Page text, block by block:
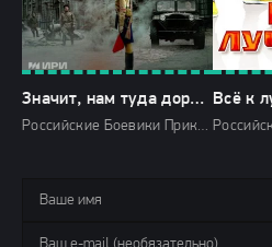
Значит, нам туда дорога-1 сезон
Российские Боевики Приключения Драмы Военные 2025 Россия 1 HD